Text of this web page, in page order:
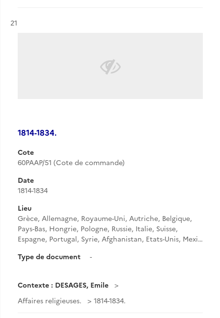
Résultat n°
21
1814-1834.
Cote
60PAAP/51 (Cote de commande)
Date
1814-1834
Lieu
Grèce, Allemagne, Royaume-Uni, Autriche, Belgique,
Pays-Bas, Hongrie, Pologne, Russie, Italie, Suisse,
Espagne, Portugal, Syrie, Afghanistan, Etats-Unis, Mexi…
Type de document
-
Contexte : DESAGES, Emile
Affaires religieuses.
1814-1834.